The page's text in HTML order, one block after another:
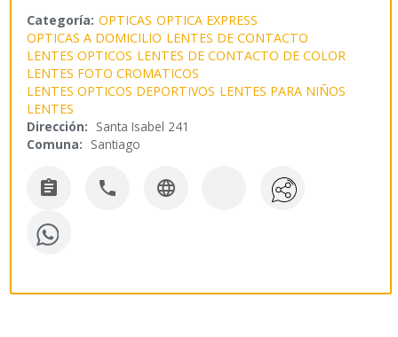
Categoría: OPTICAS OPTICA EXPRESS
OPTICAS A DOMICILIO LENTES DE CONTACTO
LENTES OPTICOS LENTES DE CONTACTO DE COLOR
LENTES FOTO CROMATICOS
LENTES OPTICOS DEPORTIVOS LENTES PARA NIÑOS
LENTES
Dirección: Santa Isabel 241
Comuna: Santiago
  